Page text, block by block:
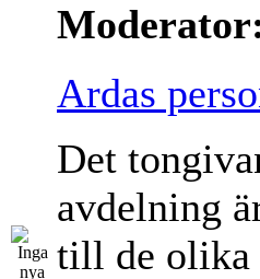
Ardas
Det
avdelning
till de olika